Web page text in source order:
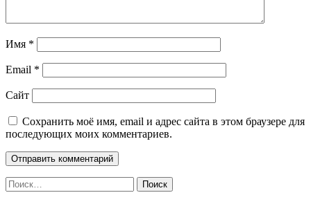
Имя *
Email *
Сайт
Сохранить моё имя, email и адрес сайта в этом браузере для
последующих моих комментариев.
Найти: